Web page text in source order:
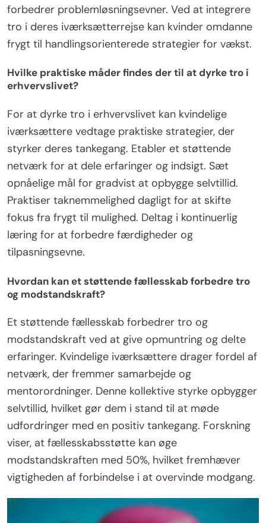
forbedrer problemløsningsevner. Ved at integrere
tro i deres iværksætterrejse kan kvinder omdanne
frygt til handlingsorienterede strategier for vækst.
Hvilke praktiske måder findes der til at dyrke tro i
erhvervslivet?
For at dyrke tro i erhvervslivet kan kvindelige
iværksættere vedtage praktiske strategier, der
styrker deres tankegang. Etabler et støttende
netværk for at dele erfaringer og indsigt. Sæt
opnåelige mål for gradvist at opbygge selvtillid.
Praktiser taknemmelighed dagligt for at skifte
fokus fra frygt til mulighed. Deltag i kontinuerlig
læring for at forbedre færdigheder og
tilpasningsevne.
Hvordan kan et støttende fællesskab forbedre tro
og modstandskraft?
Et støttende fællesskab forbedrer tro og
modstandskraft ved at give opmuntring og delte
erfaringer. Kvindelige iværksættere drager fordel af
netværk, der fremmer samarbejde og
mentorordninger. Denne kollektive styrke opbygger
selvtillid, hvilket gør dem i stand til at møde
udfordringer med en positiv tankegang. Forskning
viser, at fællesskabsstøtte kan øge
modstandskraften med 50%, hvilket fremhæver
vigtigheden af forbindelse i at overvinde modgang.